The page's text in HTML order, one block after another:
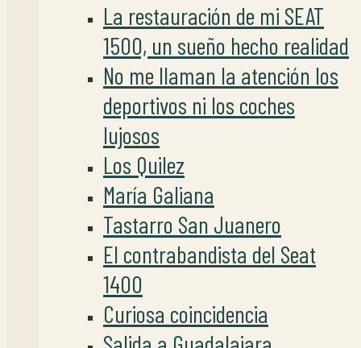
La restauración de mi SEAT
1500, un sueño hecho realidad
No me llaman la atención los
deportivos ni los coches
lujosos
Los Quilez
María Galiana
Tastarro San Juanero
El contrabandista del Seat
1400
Curiosa coincidencia